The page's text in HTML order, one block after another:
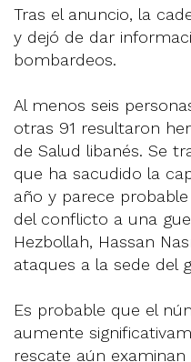
Tras el anuncio, la
y dejó de dar
bombardeos.
Al menos seis
otras 91 resultaron
de Salud libanés. Se
que ha sacudido la
año y parece
del conflicto a una
Hezbollah, Hassan
ataques a la sede del
Es probable que el
aumente
rescate aún